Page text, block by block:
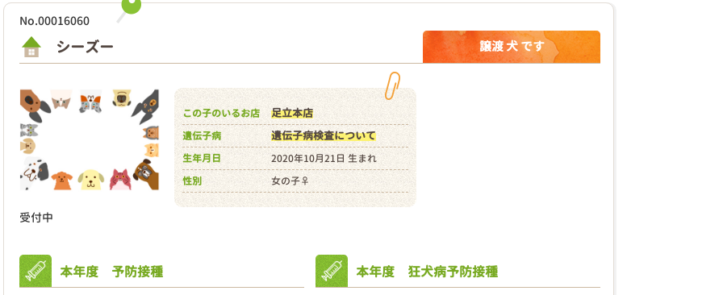
No.00016060
シーズー 譲渡 犬 です
受付中
この子のいるお店 足立本店
遺伝子病 遺伝子病検査について
生年月日
2020年10月21日 生まれ
性別
女の子♀
本年度 予防接種 本年度 狂犬病予防接種